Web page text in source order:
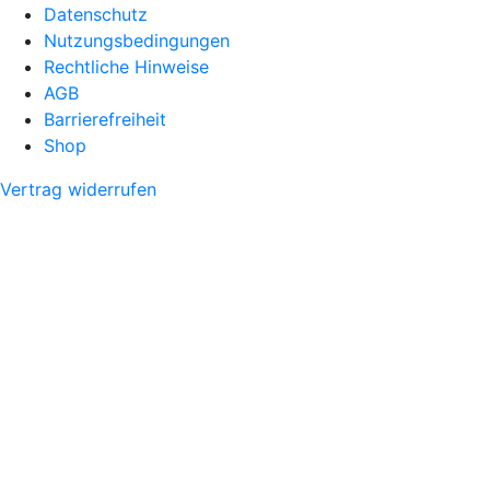
Datenschutz
Nutzungsbedingungen
Rechtliche Hinweise
AGB
Barrierefreiheit
Shop
Vertrag widerrufen